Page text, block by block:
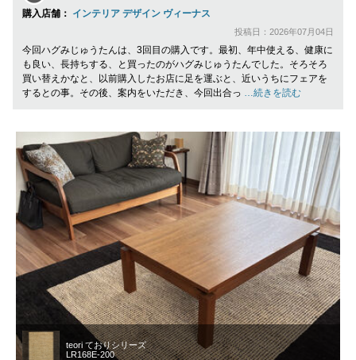
購入店舗： インテリア デザイン ヴィーナス
投稿日：2026年07月04日
今回ハグみじゅうたんは、3回目の購入です。最初、年中使える、健康に
も良い、長持ちする、と買ったのがハグみじゅうたんでした。そろそろ
買い替えかなと、以前購入したお店に足を運ぶと、近いうちにフェアを
するとの事。その後、案内をいただき、今回出合っ …続きを読む
teori ておりシリーズ
LR168E-200